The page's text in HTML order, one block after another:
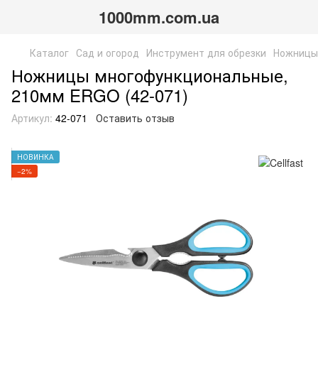
1000mm.com.ua
Каталог Сад и огород Инструмент для обрезки
Ножницы многофункциональные,
210мм ERGO (42-071)
Артикул: 42-071 Оставить отзыв
НОВИНКА
−2%